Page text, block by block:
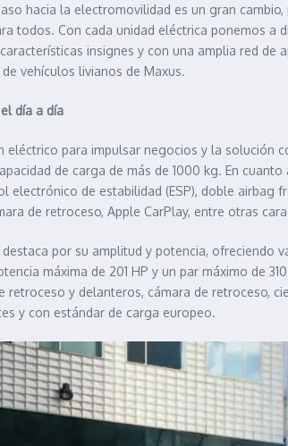
hacia la electromovilidad es un gran
todos. Con cada unidad eléctrica ponemos
insignes y con una amplia red
vehículos livianos de Maxus.
día a día
eléctrico para impulsar negocios y la solución
de carga de más de 1000 kg. En
electrónico de estabilidad (ESP), doble airbag
de retroceso, Apple CarPlay, entre otras
por su amplitud y potencia, ofreciendo
máxima de 201 HP y un par máximo de
retroceso y delanteros, cámara de retroceso,
y con estándar de carga europeo.